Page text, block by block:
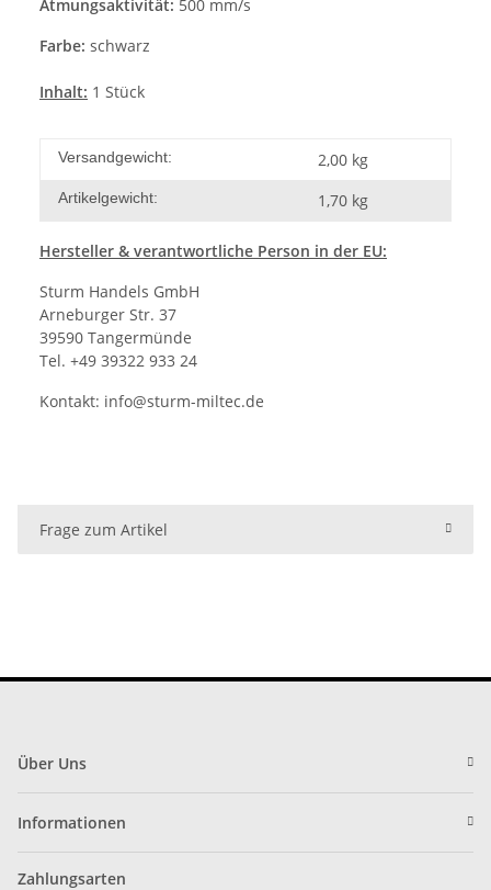
Atmungsaktivität: 500 mm/s
Farbe: schwarz
Inhalt: 1 Stück
Versandgewicht: 2,00 kg
Artikelgewicht: 1,70 kg
Hersteller & verantwortliche Person in der EU:
Sturm Handels GmbH
Arneburger Str. 37
39590 Tangermünde
Tel. +49 39322 933 24
Kontakt: info@sturm-miltec.de
Frage zum Artikel
Über Uns
Informationen
Zahlungsarten